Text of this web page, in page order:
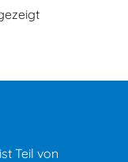
Teil von